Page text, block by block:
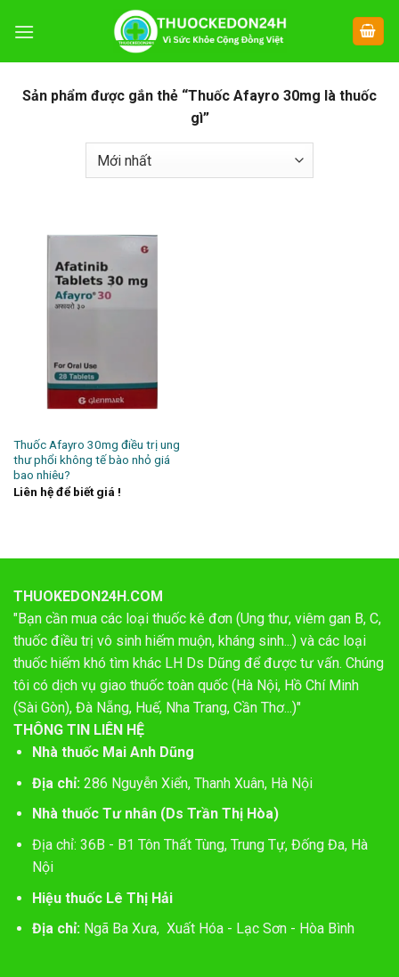
đến
Sản phẩm được gắn thẻ “Thuốc Afayro 30mg là thuốc
gì”
Thuốc Afayro 30mg điều trị ung
thư phổi không tế bào nhỏ giá
bao nhiêu?
Liên hệ để biết giá !
THUOKEDON24H.COM
"Bạn cần mua các loại thuốc kê đơn (Ung thư, viêm gan B, C,
thuốc điều trị vô sinh hiếm muộn, kháng sinh...) và các loại
thuốc hiếm khó tìm khác LH Ds Dũng để được tư vấn. Chúng
tôi có dịch vụ giao thuốc toàn quốc (Hà Nội, Hồ Chí Minh
(Sài Gòn), Đà Nẵng, Huế, Nha Trang, Cần Thơ...)"
THÔNG TIN LIÊN HỆ
Nhà thuốc Mai Anh Dũng
Địa chỉ:286 Nguyễn Xiển, Thanh Xuân, Hà Nội
Nhà thuốc Tư nhân (Ds Trần Thị Hòa)
Địa chỉ: 36B - B1 Tôn Thất Tùng, Trung Tự, Đống Đa, Hà
Nội
Hiệu thuốc Lê Thị Hải
Địa chỉ: Ngã Ba Xưa, Xuất Hóa - Lạc Sơn - Hòa Bình